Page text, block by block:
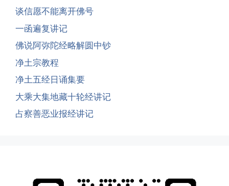
谈信愿不能离开佛号
一函遍复讲记
佛说阿弥陀经略解圆中钞
净土宗教程
净土五经日诵集要
大乘大集地藏十轮经讲记
占察善恶业报经讲记